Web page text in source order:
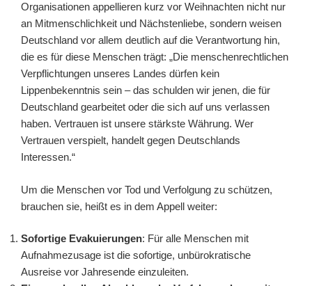
Organisationen appellieren kurz vor Weihnachten nicht nur
an Mitmenschlichkeit und Nächstenliebe, sondern weisen
Deutschland vor allem deutlich auf die Verantwortung hin,
die es für diese Menschen trägt: „Die menschenrechtlichen
Verpflichtungen unseres Landes dürfen kein
Lippenbekenntnis sein – das schulden wir jenen, die für
Deutschland gearbeitet oder die sich auf uns verlassen
haben. Vertrauen ist unsere stärkste Währung. Wer
Vertrauen verspielt, handelt gegen Deutschlands
Interessen.“
Um die Menschen vor Tod und Verfolgung zu schützen,
brauchen sie, heißt es in dem Appell weiter:
Sofortige Evakuierungen: Für alle Menschen mit
Aufnahmezusage ist die sofortige, unbürokratische
Ausreise vor Jahresende einzuleiten.